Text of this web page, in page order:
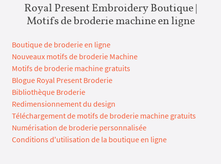
Royal Present Embroidery Boutique |
Motifs de broderie machine en ligne
Boutique de broderie en ligne
Nouveaux motifs de broderie Machine
Motifs de broderie machine gratuits
Blogue Royal Present Broderie
Bibliothèque Broderie
Redimensionnement du design
Téléchargement de motifs de broderie machine gratuits
Numérisation de broderie personnalisée
Conditions d'utilisation de la boutique en ligne